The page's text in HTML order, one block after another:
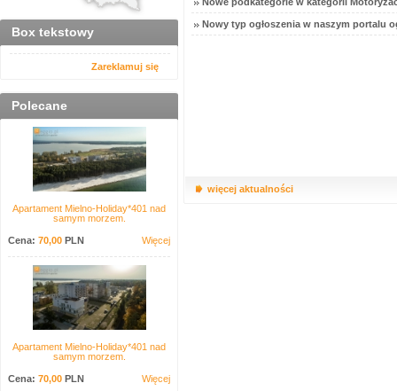
Box tekstowy
Zareklamuj się
Polecane
Apartament Mielno-Holiday*401 nad
samym morzem.
Cena: 70,00 PLN Więcej
Apartament Mielno-Holiday*401 nad
samym morzem.
Cena: 70,00 PLN Więcej
Nowy typ ogłoszenia w naszym portalu
więcej aktualności